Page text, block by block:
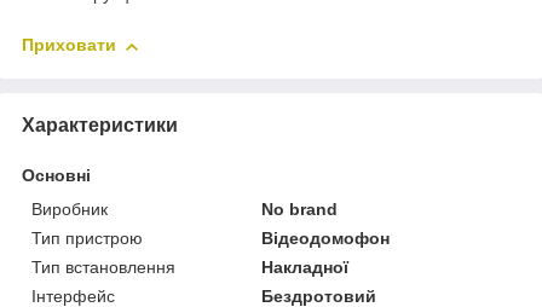
Приховати
Характеристики
Основні
Виробник
No brand
Тип пристрою
Відеодомофон
Тип встановлення
Накладної
Інтерфейс
Бездротовий